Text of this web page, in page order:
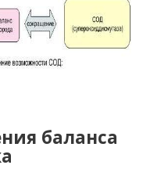
баланса